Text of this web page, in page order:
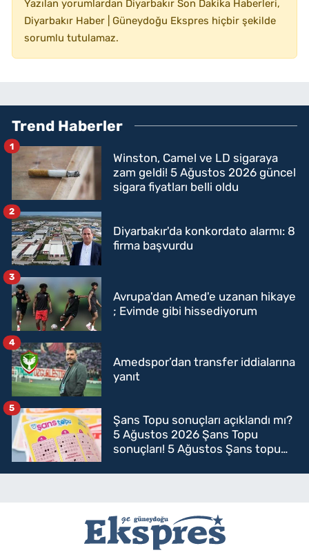
Yazılan yorumlardan Diyarbakır Son Dakika Haberleri,
Diyarbakır Haber | Güneydoğu Ekspres hiçbir şekilde
sorumlu tutulamaz.
Trend Haberler
Winston, Camel ve LD sigaraya
zam geldi! 5 Ağustos 2026 güncel
sigara fiyatları belli oldu
1
Diyarbakır'da konkordato alarmı: 8
firma başvurdu
2
Avrupa'dan Amed'e uzanan hikaye
; Evimde gibi hissediyorum
3
Amedspor’dan transfer iddialarına
yanıt
4
Şans Topu sonuçları açıklandı mı?
5 Ağustos 2026 Şans Topu
sonuçları! 5 Ağustos Şans topu
5